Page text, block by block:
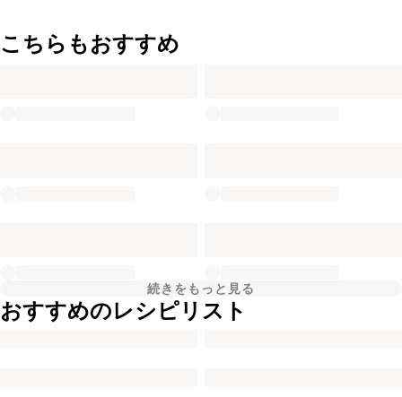
こちらもおすすめ
続きをもっと見る
おすすめのレシピリスト